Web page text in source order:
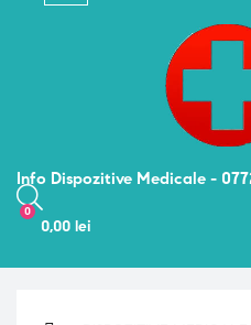
Info Dispozitive Medicale -
0
0,00 lei